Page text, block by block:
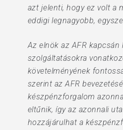
azt jelenti, hogy ez volt a
eddigi legnagyobb,
Az elnök az AFR kapcsán
szolgáltatásokra
követelményének
szerint az AFR
készpénzforgalom
eltűnik, így az azonnali
hozzájárulhat a